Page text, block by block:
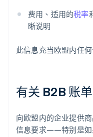
费用、适用的税率
晰说明
此信息充当欧盟内任
有关 B2B 账
向欧盟内的企业提供
信息要求——特别是如